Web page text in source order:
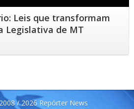
Leis que transformam
Legislativa de MT
/ 2026 Repórter News